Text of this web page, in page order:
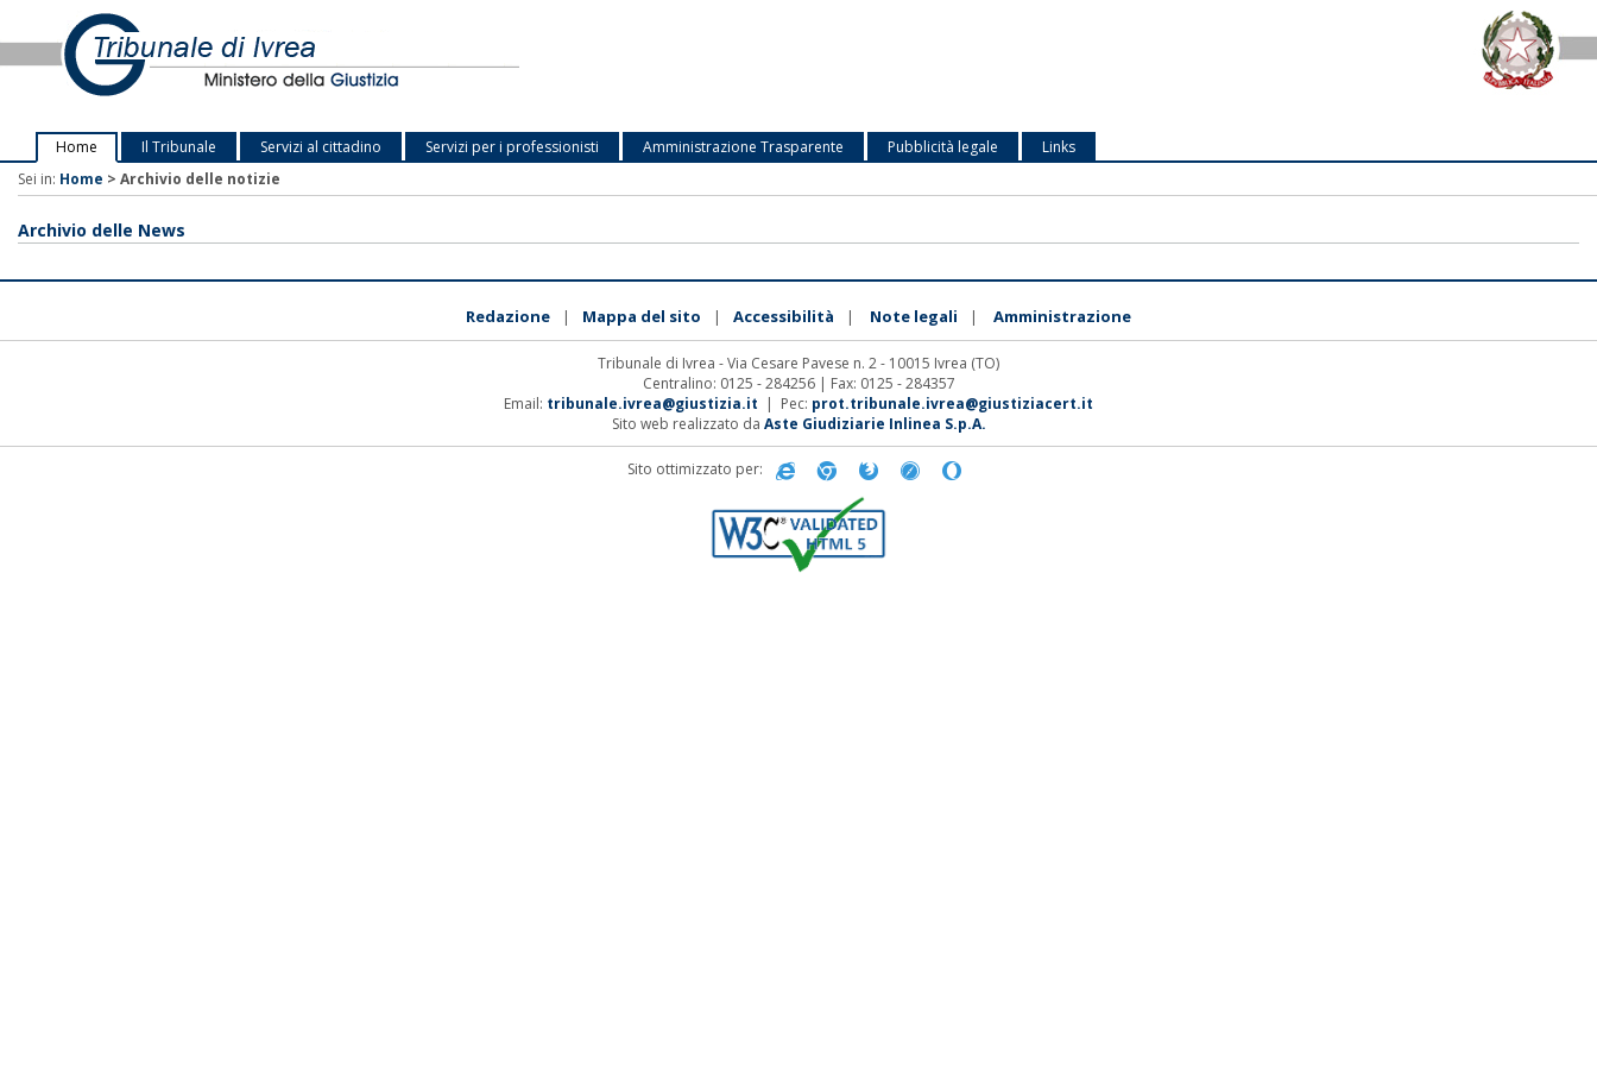
Home Il Tribunale Servizi al cittadino Servizi per i professionisti Amministrazione Trasparente Pubblicità legale
Links
Sei in: Home > Archivio delle notizie
Archivio delle News
Redazione | Mappa del sito | Accessibilità | Note legali | Amministrazione
Tribunale di Ivrea - Via Cesare Pavese n. 2 - 10015 Ivrea (TO)
Centralino: 0125 - 284256 | Fax: 0125 - 284357
Email: tribunale.ivrea@giustizia.it | Pec: prot.tribunale.ivrea@giustiziacert.it
Sito web realizzato da Aste Giudiziarie Inlinea S.p.A.
Sito ottimizzato per: